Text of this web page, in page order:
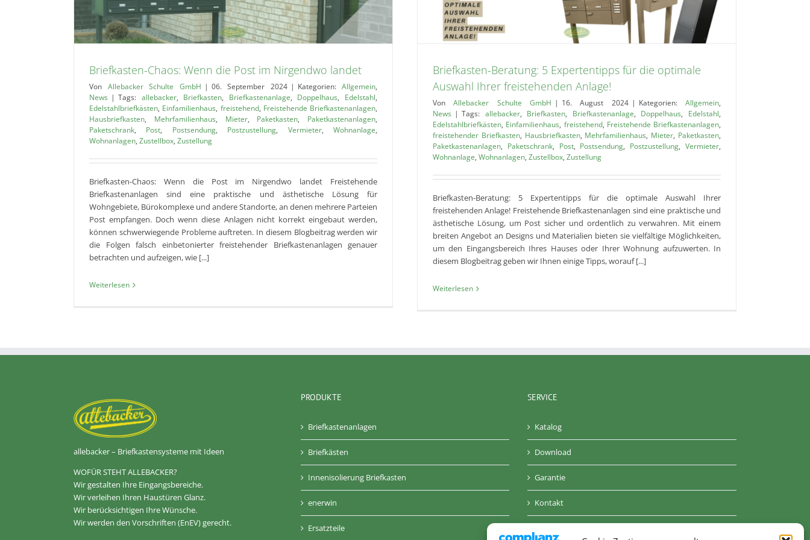
Briefkasten-Chaos: Wenn die Post im Nirgendwo landet
Von Allebacker Schulte GmbH | 06. September 2024 | Kategorien: Allgemein,
News | Tags: allebacker, Briefkasten, Briefkastenanlage, Doppelhaus, Edelstahl,
Edelstahlbriefkästen, Einfamilienhaus, freistehend, Freistehende Briefkastenanlagen,
Hausbriefkasten, Mehrfamilienhaus, Mieter, Paketkasten, Paketkastenanlagen,
Paketschrank, Post, Postsendung, Postzustellung, Vermieter,Wohnanlage,
Wohnanlagen, Zustellbox, Zustellung
Briefkasten-Chaos: Wenn die Post im Nirgendwo landet Freistehende
Briefkastenanlagen sind eine praktische und ästhetische Lösung für
Wohngebiete, Bürokomplexe und andere Standorte, an denen mehrere Parteien
Post empfangen. Doch wenn diese Anlagen nicht korrekt eingebaut werden,
können schwerwiegende Probleme auftreten. In diesem Blogbeitrag werden wir
die Folgen falsch einbetonierter freistehender Briefkastenanlagen genauer
betrachten und aufzeigen, wie [...]
Weiterlesen
Allgemein News
Briefkasten-Beratung: 5 Expertentipps für die optimale
Auswahl Ihrer freistehenden Anlage!
VonAllebacker Schulte GmbH | 16. August 2024 | Kategorien:Allgemein,
News | Tags: allebacker, Briefkasten, Briefkastenanlage, Doppelhaus, Edelstahl,
Edelstahlbriefkästen, Einfamilienhaus, freistehend, Freistehende Briefkastenanlagen,
freistehender Briefkasten, Hausbriefkasten, Mehrfamilienhaus, Mieter, Paketkasten,
Paketkastenanlagen, Paketschrank, Post, Postsendung, Postzustellung,Vermieter,
Wohnanlage, Wohnanlagen, Zustellbox, Zustellung
Briefkasten-Beratung: 5 Expertentipps für die optimale Auswahl Ihrer
freistehenden Anlage! Freistehende Briefkastenanlagen sind eine praktische und
ästhetische Lösung, um Post sicher und ordentlich zu verwahren. Mit einem
breiten Angebot an Designs und Materialien bieten sie vielfältige Möglichkeiten,
um den Eingangsbereich Ihres Hauses oder Ihrer Wohnung aufzuwerten. In
diesem Blogbeitrag geben wir Ihnen einige Tipps, worauf [...]
Weiterlesen
allebacker – Briefkastensysteme mit Ideen
WOFÜR STEHT ALLEBACKER?
Wir gestalten Ihre Eingangsbereiche.
Wir verleihen Ihren Haustüren Glanz.
Wir berücksichtigen Ihre Wünsche.
Wir werden den Vorschriften (EnEV) gerecht.
PRODUKTE
Briefkastenanlagen
Briefkästen
Innenisolierung Briefkasten
enerwin
Ersatzteile
SERVICE
Katalog
Download
Garantie
Kontakt